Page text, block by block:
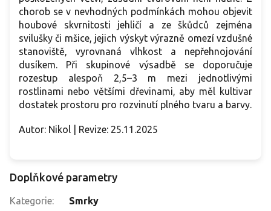
chorob se v nevhodných podmínkách mohou objevit
houbové skvrnitosti jehličí a ze škůdců zejména
svilušky či mšice, jejich výskyt výrazně omezí vzdušné
stanoviště, vyrovnaná vlhkost a nepřehnojování
dusíkem. Při skupinové výsadbě se doporučuje
rozestup alespoň 2,5–3 m mezi jednotlivými
rostlinami nebo většími dřevinami, aby měl kultivar
dostatek prostoru pro rozvinutí plného tvaru a barvy.
Autor: Nikol | Revize: 25.11.2025
Doplňkové parametry
Kategorie:
Smrky